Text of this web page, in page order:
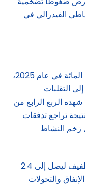
الفيدرالي في
سجل الاقتصاد الأميركي نمواً بنسبة 2 في المائة في عام 2025،
التقلبات
الربع الرابع من
تراجع تدفقات
زخم النشاط
وتوقع الصندوق أن يتسارع النمو بشكل طفيف ليصل إلى 2.4
بزيادة الإنفاق والتحولات